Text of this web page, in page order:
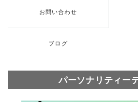
お問い合わせ
ブログ
パーソナリティー